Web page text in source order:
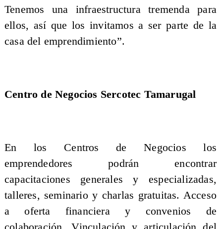
Tenemos una infraestructura tremenda para
ellos, así que los invitamos a ser parte de la
casa del emprendimiento”.
Centro de Negocios Sercotec Tamarugal
En los Centros de Negocios los
emprendedores podrán encontrar
capacitaciones generales y especializadas,
talleres, seminario y charlas gratuitas. Acceso
a oferta financiera y convenios de